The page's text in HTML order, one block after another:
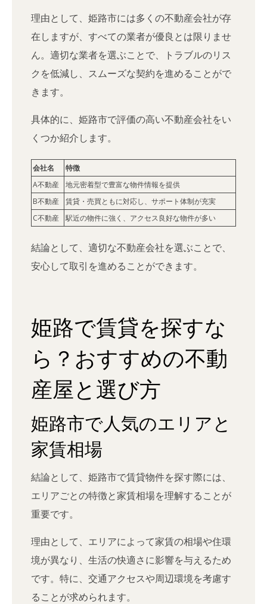
理由として、姫路市には多くの不動産会社が存
在しますが、すべての業者が優良とは限りませ
ん。適切な業者を選ぶことで、トラブルのリス
クを低減し、スムーズな契約を進めることがで
きます。
具体的に、姫路市で評価の高い不動産会社をい
くつか紹介します。
会社名
特徴
A不動産
地元密着型で豊富な物件情報を提供
B不動産
賃貸・売買ともに対応し、サポート体制が充実
C不動産
駅近の物件に強く、アクセス良好な物件が多い
結論として、適切な不動産会社を選ぶことで、
安心して取引を進めることができます。
姫路で賃貸を探すな
ら？おすすめの不動
産屋と選び方
姫路市で人気のエリアと
家賃相場
結論として、姫路市で賃貸物件を探す際には、
エリアごとの特徴と家賃相場を理解することが
重要です。
理由として、エリアによって家賃の相場や住環
境が異なり、生活の快適さに影響を与えるため
です。特に、交通アクセスや周辺環境を考慮す
ることが求められます。